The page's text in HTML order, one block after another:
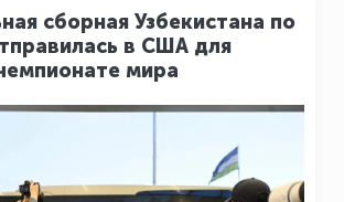
сборная Узбекистана по
в США для
мира